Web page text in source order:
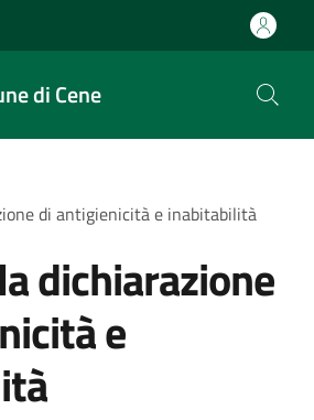
di Cene
di antigienicità e inabitabilità
dichiarazione
e